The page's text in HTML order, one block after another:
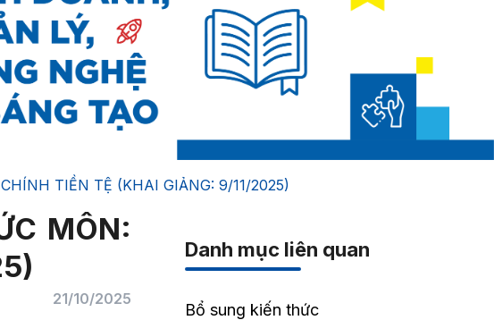
TIỀN TỆ (KHAI GIẢNG: 9/11/2025)
MÔN:
21/10/2025
Danh mục liên quan
Bổ sung kiến thức